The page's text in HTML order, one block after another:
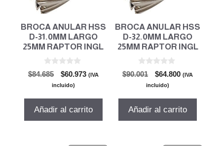
BROCA ANULAR HSS
D-31.0MM LARGO
25MM RAPTOR INGL
0
d
$84.685
El
precio
era:
$60.973El(IVA
incluido)
Añadir al carrito
BROCA ANULAR HSS
D-32.0MM LARGO
25MM RAPTOR INGL
0
d
$90.001
El
precio
era:
$64.800El(IVA
incluido)
Añadir al carrito